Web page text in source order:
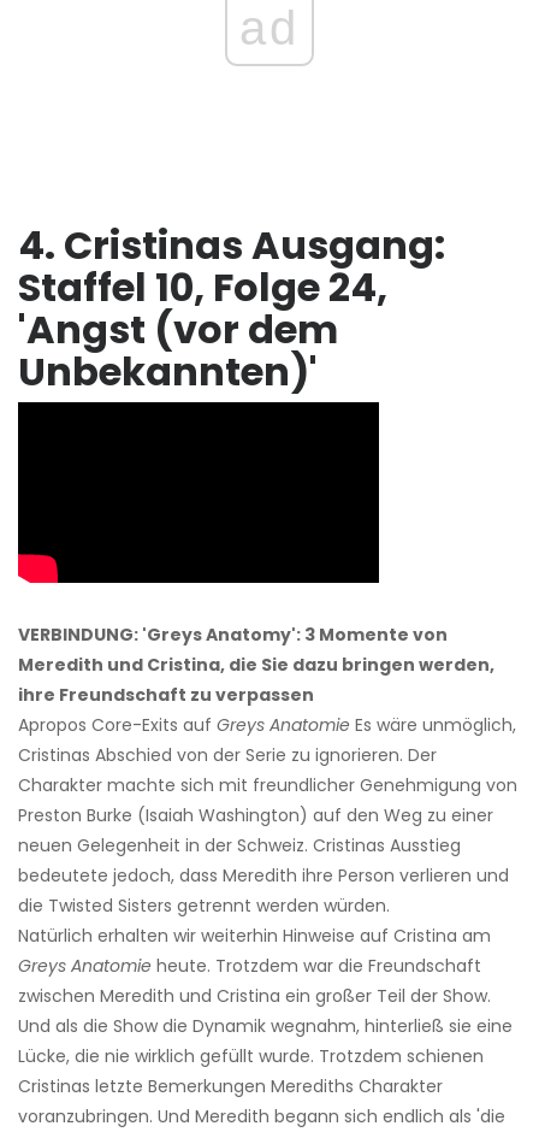
ad
4. Cristinas Ausgang:
Staffel 10, Folge 24,
'Angst (vor dem
Unbekannten)'
VERBINDUNG: 'Greys Anatomy': 3 Momente von
Meredith und Cristina, die Sie dazu bringen werden,
ihre Freundschaft zu verpassen
Apropos Core-Exits auf Greys Anatomie Es wäre unmöglich,
Cristinas Abschied von der Serie zu ignorieren. Der
Charakter machte sich mit freundlicher Genehmigung von
Preston Burke (Isaiah Washington) auf den Weg zu einer
neuen Gelegenheit in der Schweiz. Cristinas Ausstieg
bedeutete jedoch, dass Meredith ihre Person verlieren und
die Twisted Sisters getrennt werden würden.
Natürlich erhalten wir weiterhin Hinweise auf Cristina am
Greys Anatomie heute. Trotzdem war die Freundschaft
zwischen Meredith und Cristina ein großer Teil der Show.
Und als die Show die Dynamik wegnahm, hinterließ sie eine
Lücke, die nie wirklich gefüllt wurde. Trotzdem schienen
Cristinas letzte Bemerkungen Merediths Charakter
voranzubringen. Und Meredith begann sich endlich als 'die